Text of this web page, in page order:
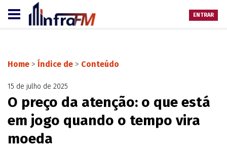
ENTRAR
Home > Índice de > Conteúdo
15 de julho de 2025
O preço da atenção: o que está
em jogo quando o tempo vira
moeda